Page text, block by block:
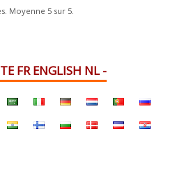
Moyenne 5 sur 5.
FR ENGLISH NL -